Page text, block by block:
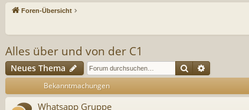
ne
riff
Foren-Übersicht
Alles über und von der C1
Neues Thema Suche
Bekanntmachungen
Whatsapp Gruppe